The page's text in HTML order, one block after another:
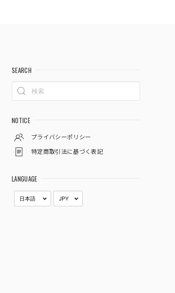
SEARCH
NOTICE
プライバシーポリシー
特定商取引法に基づく表記
LANGUAGE